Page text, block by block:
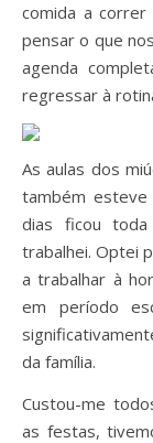
comida a correr
pensar o que
agenda
regressar à
As aulas dos
também
dias ficou
trabalhei. Optei
a trabalhar à
em período
da família.
Custou-me
as festas,